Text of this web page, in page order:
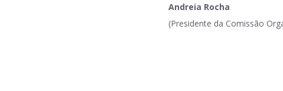
Andreia Rocha
(Presidente da Comissão